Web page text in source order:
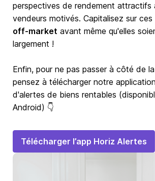
perspectives de rendement attractifs
vendeurs motivés. Capitalisez sur
off-market avant même qu'elles
largement !
Enfin, pour ne pas passer à côté de
pensez à télécharger notre
d'alertes de biens rentables
Android) 👇
Télécharger l’app Horiz Alertes